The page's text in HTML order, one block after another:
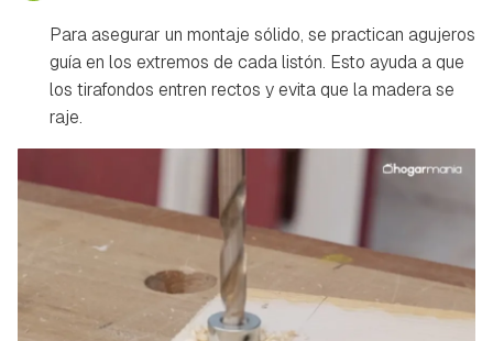
Para asegurar un montaje sólido, se practican agujeros
guía en los extremos de cada listón. Esto ayuda a que
los tirafondos entren rectos y evita que la madera se
raje.